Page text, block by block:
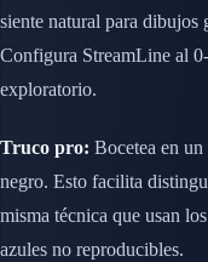
siente natural para dibujos
Configura StreamLine al
exploratorio.
Truco pro: Bocetea en
negro. Esto facilita
misma técnica que usan
azules no reproducibles.